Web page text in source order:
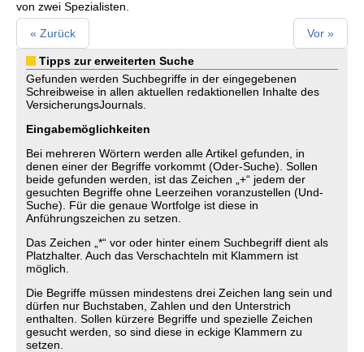
von zwei Spezialisten.
« Zurück Vor »
Tipps zur erweiterten Suche
Gefunden werden Suchbegriffe in der eingegebenen
Schreibweise in allen aktuellen redaktionellen Inhalte des
VersicherungsJournals.
Eingabemöglichkeiten
Bei mehreren Wörtern werden alle Artikel gefunden, in
denen einer der Begriffe vorkommt (Oder-Suche). Sollen
beide gefunden werden, ist das Zeichen „+“ jedem der
gesuchten Begriffe ohne Leerzeihen voranzustellen (Und-
Suche). Für die genaue Wortfolge ist diese in
Anführungszeichen zu setzen.
Das Zeichen „*“ vor oder hinter einem Suchbegriff dient als
Platzhalter. Auch das Verschachteln mit Klammern ist
möglich.
Die Begriffe müssen mindestens drei Zeichen lang sein und
dürfen nur Buchstaben, Zahlen und den Unterstrich
enthalten. Sollen kürzere Begriffe und spezielle Zeichen
gesucht werden, so sind diese in eckige Klammern zu
setzen.